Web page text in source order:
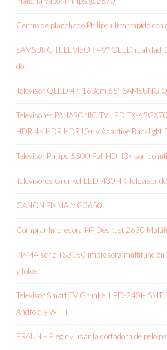
Centro de planchado Philips ultrarrápido con
SAMSUNG TELEVISOR 49″ QLED realidad
dot
Televisor QLED 4K 163cm 65″ SAMSUNG
Televisores PANASONIC TV LED TX-
HDR 4K HDR HDR10+ y Adaptive Backlight
Televisor Philips 5500 Full HD 43» sonido
Televisores Grunkel LED-430 4K Televisor
CANON PIXMA MG3650
Comprar Impresora HP DeskJet 2630
PIXMA serie TS3150 impresora
y fotos
Televisor Smart TV Grunkel LED-240H SMT
Android y Wi-Fi
BRAUN – Elegir y usar la cortadora de pelo